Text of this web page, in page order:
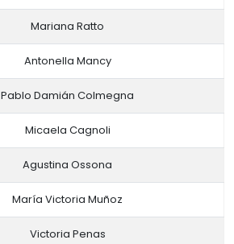
Mariana Ratto
Antonella Mancy
Pablo Damián Colmegna
Micaela Cagnoli
Agustina Ossona
María Victoria Muñoz
Victoria Penas